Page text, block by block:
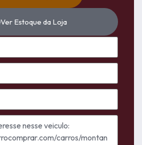
Ver Estoque da Loja